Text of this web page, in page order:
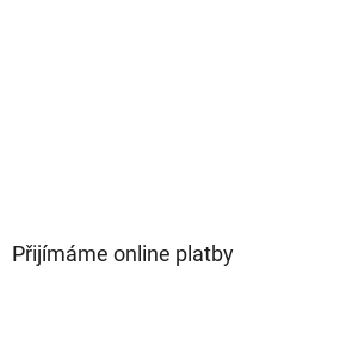
Přijímáme online platby